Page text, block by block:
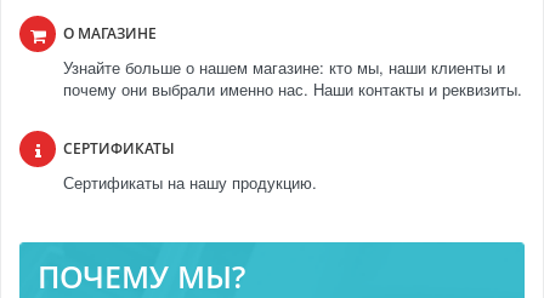
О МАГАЗИНЕ
Узнайте больше о нашем магазине: кто мы, наши клиенты и
почему они выбрали именно нас. Наши контакты и реквизиты.
СЕРТИФИКАТЫ
Сертификаты на нашу продукцию.
ПОЧЕМУ МЫ?